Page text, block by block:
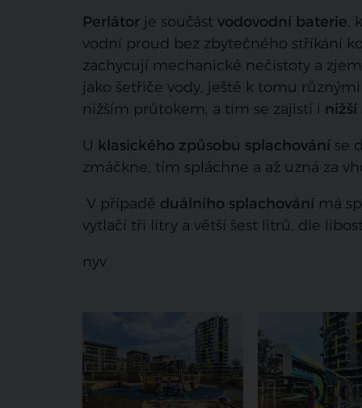
Perlátor je součást vodovodní baterie,
vodní proud bez zbytečného stříkání
zachycují mechanické nečistoty a
jako šetřiče vody, ještě k tomu
nižším průtokem, a tím se zajistí i
U klasického způsobu splachování se
zmáčkne, tím spláchne a až uzná za
V případě duálního splachování má
vytlačí tři litry a větší šest litrů, dle
nyv